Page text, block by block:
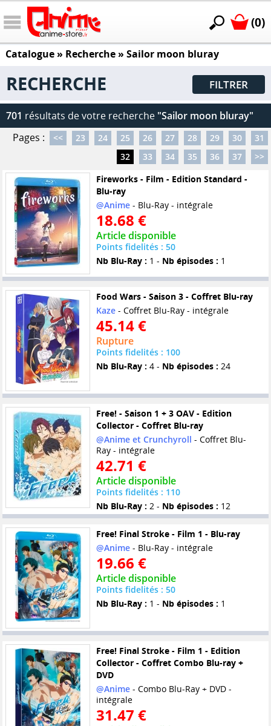
(0)
Catalogue» Recherche » Sailor moon bluray
RECHERCHE FILTRER
701 résultats de votre recherche "Sailor moon bluray"
Pages :
<< 23 24 25 26 27 28 29 30
31
32
33 34 35 36 37
>>
Fireworks - Film - Edition Standard -
Blu-ray
@Anime- Blu-Ray - intégrale
18.68 €
Article disponible
Points fidelités : 50
Nb Blu-Ray : 1 - Nb épisodes : 1
Food Wars - Saison 3 - Coffret Blu-ray
Kaze- Coffret Blu-Ray - intégrale
45.14 €
Rupture
Points fidelités : 100
Nb Blu-Ray : 4 - Nb épisodes : 24
Free! - Saison 1 + 3 OAV - Edition
Collector - Coffret Blu-ray
@Anime et Crunchyroll - Coffret Blu-
Ray - intégrale
42.71 €
Article disponible
Points fidelités : 110
Nb Blu-Ray : 2 - Nb épisodes : 12
Free! Final Stroke - Film 1 - Blu-ray
@Anime- Blu-Ray - intégrale
19.66 €
Article disponible
Points fidelités : 50
Nb Blu-Ray : 1 - Nb épisodes : 1
Free! Final Stroke - Film 1 - Edition
Collector - Coffret Combo Blu-ray +
DVD
@Anime- Combo Blu-Ray + DVD -
intégrale
31.47 €